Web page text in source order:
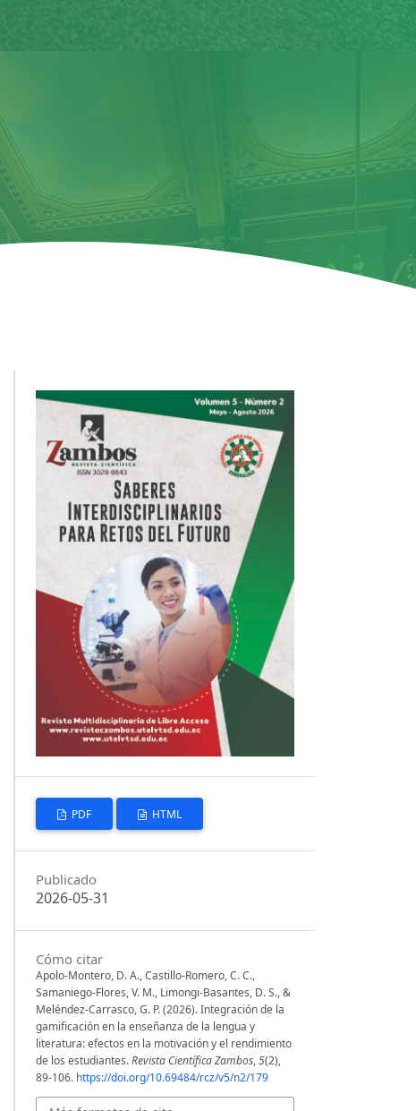
PDF HTML
Publicado
2026-05-31
Cómo citar
Apolo-Montero, D. A., Castillo-Romero, C. C.,
Samaniego-Flores, V. M., Limongi-Basantes, D. S., &
Meléndez-Carrasco, G. P. (2026). Integración de la
gamificación en la enseñanza de la lengua y
literatura: efectos en la motivación y el rendimiento
de los estudiantes.Revista Científica Zambos,5(2),
89-106. https://doi.org/10.69484/rcz/v5/n2/179